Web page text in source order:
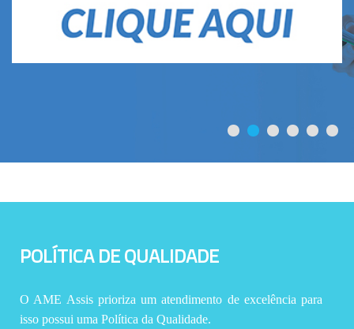
POLÍTICA DE QUALIDADE
O AME Assis prioriza um atendimento de excelência para
isso possui uma Política da Qualidade.